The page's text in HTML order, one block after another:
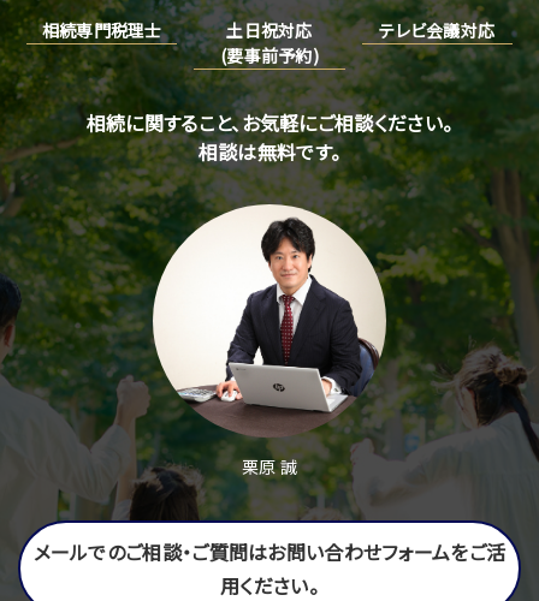
相続専門税理士
土日祝対応
(要事前予約)
テレビ会議対応
相続に関すること、お気軽にご相談ください。
相談は無料です。
栗原 誠
メールでのご相談・ご質問はお問い合わせフォームをご活
用ください。